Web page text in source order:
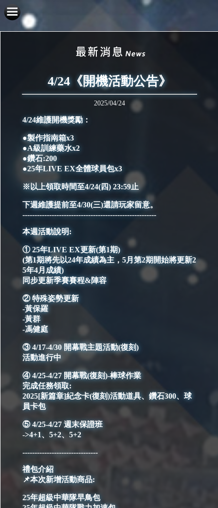
4/24《開機活動公告》
2025/04/24
4/24維護開機獎勵：
●製作指南箱x3
●A級訓練藥水x2
●鑽石:200
●25年LIVE EX全體球員包x3
※以上領取時間至4/24(四) 23:59止
下週維護提前至4/30(三)還請玩家留意。
-------------------------------------------------------
本週活動說明:
① 25年LIVE EX更新(第1期)
(第1期將先以24年成績為主，5月第2期開始將更新2
5年4月成績)
同步更新季賽賽程&陣容
② 特殊姿勢更新
-黃保羅
-黃群
-馮健庭
③ 4/17-4/30 開幕戰主題活動(復刻)
活動進行中
④ 4/25-4/27 開幕戰(復刻)-棒球作業
完成任務領取:
2025[新篇章]紀念卡(復刻)活動道具、鑽石300、球
員卡包
⑤ 4/25-4/27 週末保證班
->4+1、5+2、5+2
-------------------------------
禮包介紹
📌本次新增活動商品:
25年超級中華隊早鳥包